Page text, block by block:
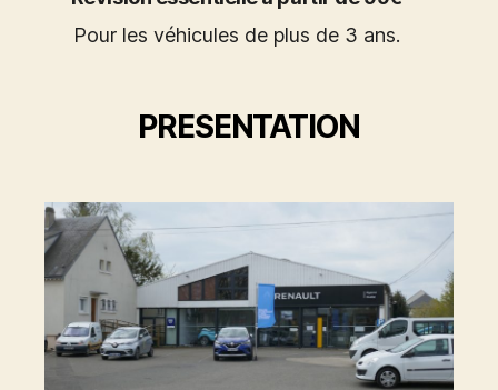
Pour les véhicules de plus de 3 ans.
PRESENTATION